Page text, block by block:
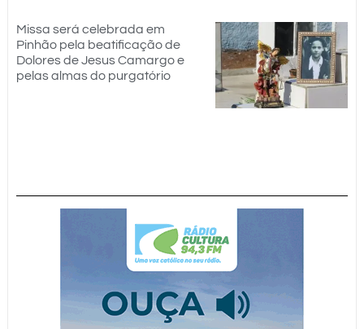
Missa será celebrada em
Pinhão pela beatificação de
Dolores de Jesus Camargo e
pelas almas do purgatório